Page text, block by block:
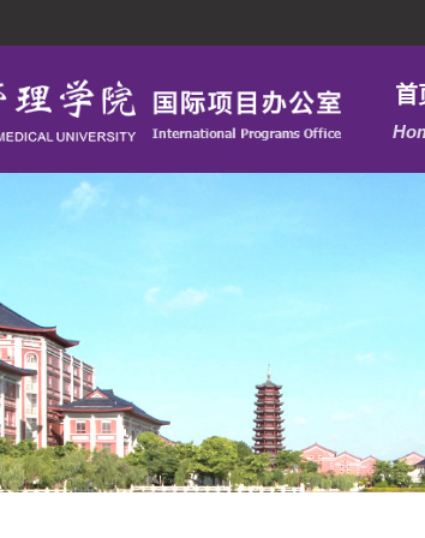
首